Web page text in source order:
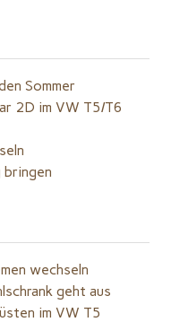
Sommer
2D im VW T5/T6
wechseln
geht aus
im VW T5